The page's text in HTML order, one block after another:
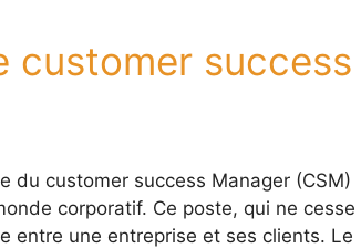
customer success
du customer success Manager (CSM)
corporatif. Ce poste, qui ne cesse
entre une entreprise et ses clients. Le